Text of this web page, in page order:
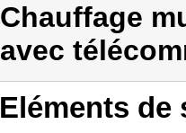
Chauffage
avec
Eléments